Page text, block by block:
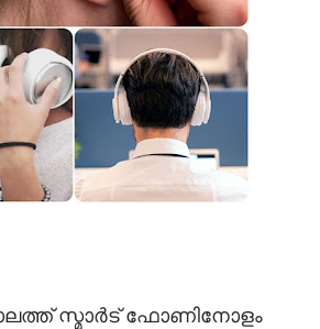
സ്മാര്‍ട് ഫോണിനോളം